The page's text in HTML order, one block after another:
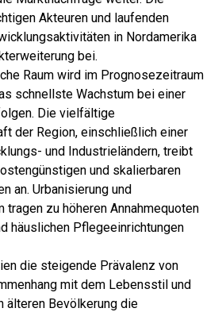
Akteuren und laufenden
in Nordamerika
bei.
Raum wird im Prognosezeitraum
schnellste Wachstum bei einer
Die vielfältige
der Region, einschließlich einer
und Industrieländern, treibt
und skalierbaren
an. Urbanisierung und
zu höheren Annahmequoten
häuslichen Pflegeeinrichtungen
die steigende Prävalenz von
mit dem Lebensstil und
älteren Bevölkerung die